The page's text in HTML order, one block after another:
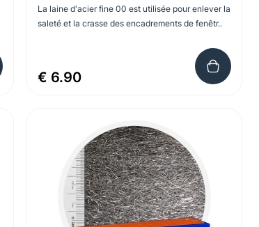
La laine d'acier fine 00 est utilisée pour enlever la
saleté et la crasse des encadrements de fenêtr..
€ 6.90